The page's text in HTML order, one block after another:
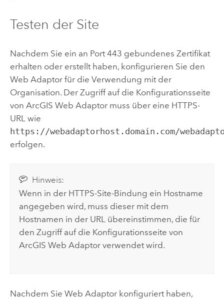
Testen der Site
Nachdem Sie ein an Port 443 gebundenes Zertifikat
erhalten oder erstellt haben, konfigurieren Sie den
Web Adaptor für die Verwendung mit der
Organisation. Der Zugriff auf die Konfigurationsseite
von ArcGIS Web Adaptormuss über eine HTTPS-
URL wie
https://webadaptorhost.domain.com/
erfolgen.
Hinweis:
Wenn in der HTTPS-Site-Bindung ein Hostname
angegeben wird, muss dieser mit dem
Hostnamen in der URL übereinstimmen, die für
den Zugriff auf die Konfigurationsseite von
ArcGIS Web Adaptor verwendet wird.
Nachdem Sie Web Adaptor konfiguriert haben,